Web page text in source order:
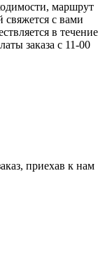
маршрут
с вами
в течение
заказа с 11-00
приехав к нам